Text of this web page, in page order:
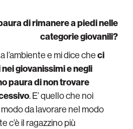
di rimanere a piedi nelle
categorie giovanili?
e mi dice checi
giovanissimi e negli
paura di non trovare
. E’ quello che noi
da lavorare nel modo
c’è il ragazzino più